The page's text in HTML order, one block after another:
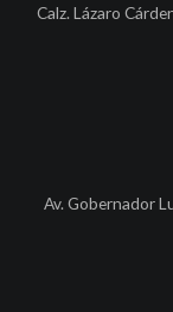
Calz. Lázaro
Av. Gobernador